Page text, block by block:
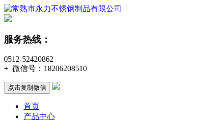
服务热线：
0512-52420862
+ 微信号： 18206208510
点击复制微信
首页
产品中心